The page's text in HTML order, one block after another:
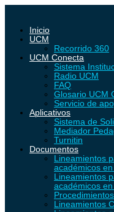
Inicio
UCM
Recorrido 360
UCM Conecta
Sistema
Radio UCM
FAQ
Glosario UCM
Servicio de
Aplicativos
Sistema de
Mediador
Turnitin
Documentos
Lineamientos
académicos
Lineamientos
académicos
Lineamientos